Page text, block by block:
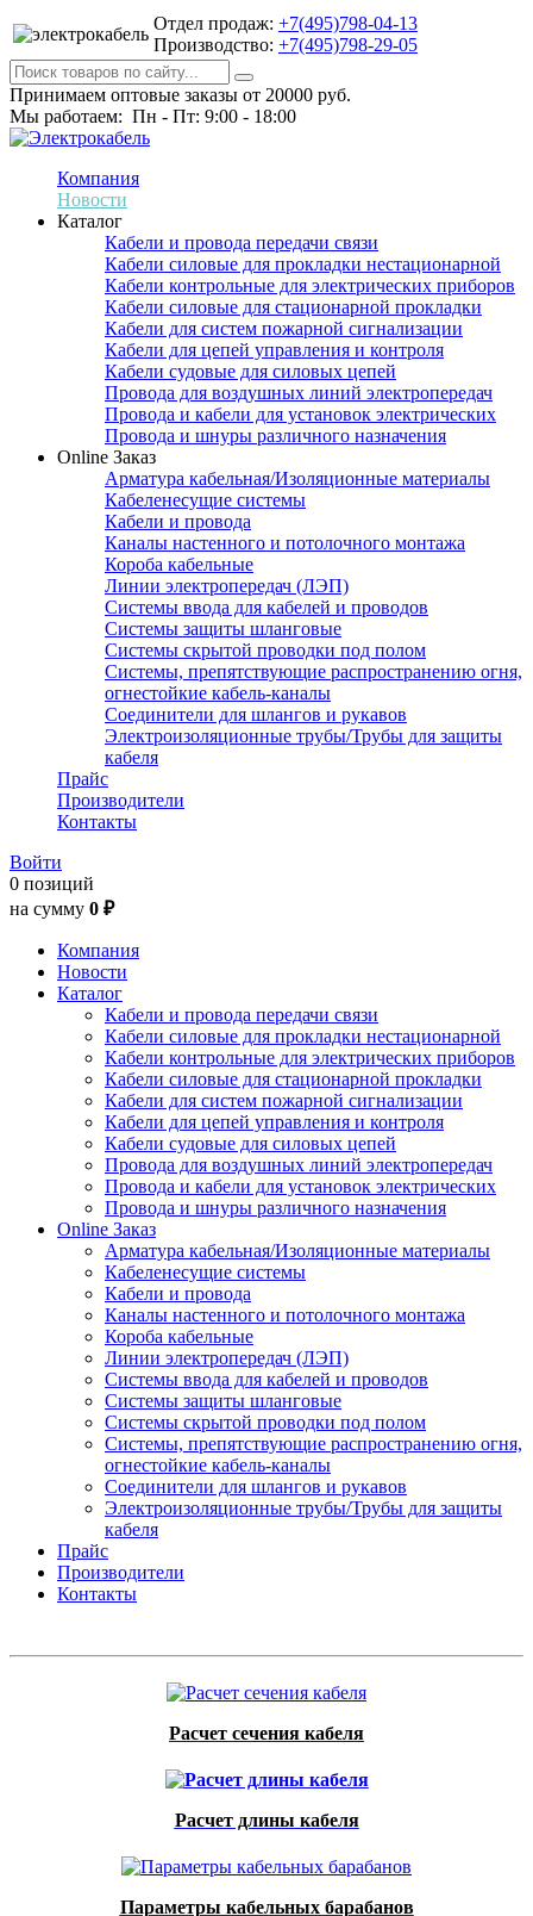
Отдел продаж: +7(495)798-04-13
Производство: +7(495)798-29-05
Принимаем оптовые заказы от 20000 руб.
Мы работаем: Пн - Пт: 9:00 - 18:00
Компания
Новости
Каталог
Кабели и провода передачи связи
Кабели силовые для прокладки нестационарной
Кабели контрольные для электрических приборов
Кабели силовые для стационарной прокладки
Кабели для систем пожарной сигнализации
Кабели для цепей управления и контроля
Кабели судовые для силовых цепей
Провода для воздушных линий электропередач
Провода и кабели для установок электрических
Провода и шнуры различного назначения
Online Заказ
Арматура кабельная/Изоляционные материалы
Кабеленесущие системы
Кабели и провода
Каналы настенного и потолочного монтажа
Короба кабельные
Линии электропередач (ЛЭП)
Системы ввода для кабелей и проводов
Системы защиты шланговые
Системы скрытой проводки под полом
Системы, препятствующие распространению огня,
огнестойкие кабель-каналы
Соединители для шлангов и рукавов
Электроизоляционные трубы/Трубы для защиты
кабеля
Прайс
Производители
Контакты
Войти
0 позиций
на сумму 0 ₽
Компания
Новости
Каталог
Кабели и провода передачи связи
Кабели силовые для прокладки нестационарной
Кабели контрольные для электрических приборов
Кабели силовые для стационарной прокладки
Кабели для систем пожарной сигнализации
Кабели для цепей управления и контроля
Кабели судовые для силовых цепей
Провода для воздушных линий электропередач
Провода и кабели для установок электрических
Провода и шнуры различного назначения
Online Заказ
Арматура кабельная/Изоляционные материалы
Кабеленесущие системы
Кабели и провода
Каналы настенного и потолочного монтажа
Короба кабельные
Линии электропередач (ЛЭП)
Системы ввода для кабелей и проводов
Системы защиты шланговые
Системы скрытой проводки под полом
Системы, препятствующие распространению огня,
огнестойкие кабель-каналы
Соединители для шлангов и рукавов
Электроизоляционные трубы/Трубы для защиты
кабеля
Прайс
Производители
Контакты
Расчет сечения кабеля
Расчет длины кабеля
Параметры кабельных барабанов